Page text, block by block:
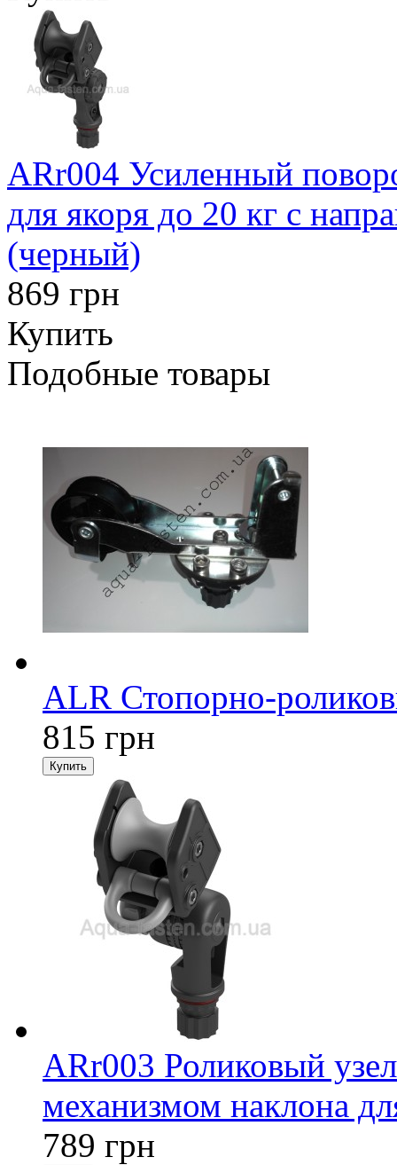
ARr004 Усиленный
для якоря до 20 кг с
(черный)
869 грн
Купить
Подобные товары
ALR Стопорно-
815 грн
ARr003 Роликовый
механизмом наклона
789 грн